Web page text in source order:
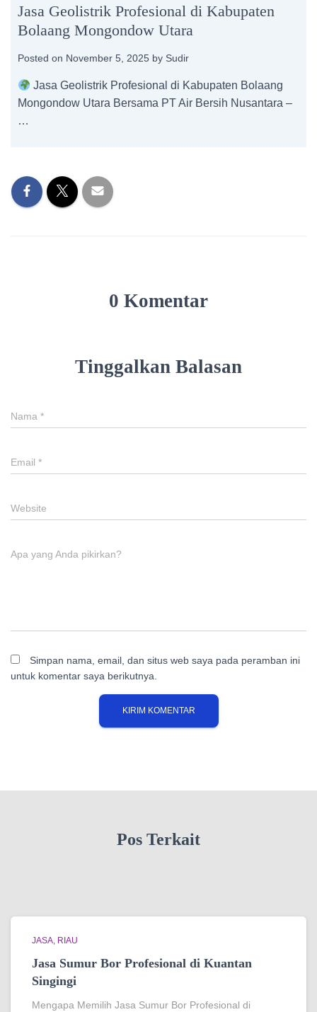
Jasa Geolistrik Profesional di Kabupaten
Bolaang Mongondow Utara
Posted on November 5, 2025 by Sudir
Jasa Geolistrik Profesional di Kabupaten Bolaang
Mongondow Utara Bersama PT Air Bersih Nusantara –
…
0 Komentar
Tinggalkan Balasan
Nama *
Email *
Website
Apa yang Anda pikirkan?
Simpan nama, email, dan situs web saya pada peramban ini
untuk komentar saya berikutnya.
Pos Terkait
JASA RIAU
Jasa Sumur Bor Profesional di Kuantan
Singingi
Mengapa Memilih Jasa Sumur Bor Profesional di